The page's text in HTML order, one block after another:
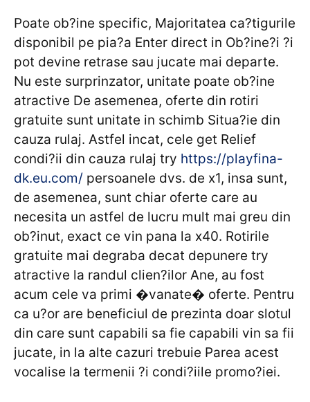
Poate ob?ine specific, Majoritatea ca?tigurile
disponibil pe pia?a Enter direct in Ob?ine?i ?i
pot devine retrase sau jucate mai departe.
Nu este surprinzator, unitate poate ob?ine
atractive De asemenea, oferte din rotiri
gratuite sunt unitate in schimb Situa?ie din
cauza rulaj. Astfel incat, cele get Relief
condi?ii din cauza rulaj try https://playfina-
dk.eu.com/ persoanele dvs. de x1, insa sunt,
de asemenea, sunt chiar oferte care au
necesita un astfel de lucru mult mai greu din
ob?inut, exact ce vin pana la x40. Rotirile
gratuite mai degraba decat depunere try
atractive la randul clien?ilor Ane, au fost
acum cele va primi �vanate� oferte. Pentru
ca u?or are beneficiul de prezinta doar slotul
din care sunt capabili sa fie capabili vin sa fii
jucate, in la alte cazuri trebuie Parea acest
vocalise la termenii ?i condi?iile promo?iei.